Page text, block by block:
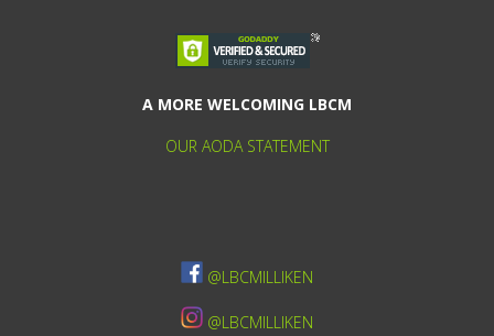
A MORE WELCOMING LBCM
OUR AODA STATEMENT
@LBCMILLIKEN
@LBCMILLIKEN